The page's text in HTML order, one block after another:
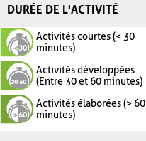
DURÉE DE L'ACTIVITÉ
Activités courtes (< 30
minutes)
Activités développées
(Entre 30 et 60 minutes)
Activités élaborées (> 60
minutes)